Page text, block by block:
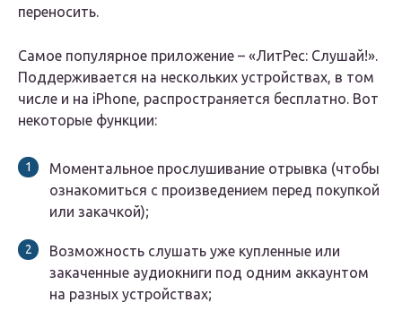
переносить.
Самое популярное приложение – «ЛитРес: Слушай!».
Поддерживается на нескольких устройствах, в том
числе и на iPhone, распространяется бесплатно. Вот
некоторые функции:
Моментальное прослушивание отрывка (чтобы
ознакомиться с произведением перед покупкой
или закачкой);
Возможность слушать уже купленные или
закаченные аудиокниги под одним аккаунтом
на разных устройствах;